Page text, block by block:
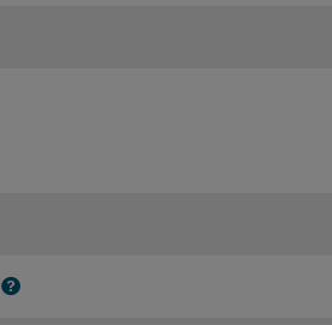
I